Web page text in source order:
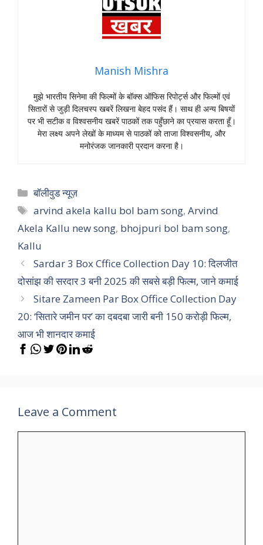
Manish Mishra
मुझे भारतीय सिनेमा की फिल्मों के बॉक्स ऑफिस रिपोर्ट्स और फिल्मों एवं
सितारों से जुड़ी दिलचस्प खबरें लिखना बेहद पसंद हैं। साथ ही अन्य बिषयों
पर भी सटीक व विश्वसनीय खबरें पाठकों तक पहुँछाने का प्रयास करता हूँ।
मेरा लक्ष्य अपने लेखों के माध्यम से पाठकों को ताजा विश्वसनीय, और
मनोरंजक जानकारी प्रदान करना है।
Categories
बॉलीवुड न्यूज़
Tags
arvind akela kallu bol bam song,Arvind
Akela Kallu new song, bhojpuri bol bam song,
Kallu
Sardar 3 Box Cffice Collection Day 10: दिलजीत
दोसांझ की सरदार 3 बनी 2025 की सबसे बड़ी फिल्म, जाने कमाई
Sitare Zameen Par Box Office Collection Day
20: ‘सितारे जमीन पर’ का दबदबा जारी बनी 150 करोड़ी फिल्म,
आज भी शानदार कमाई
Leave a Comment